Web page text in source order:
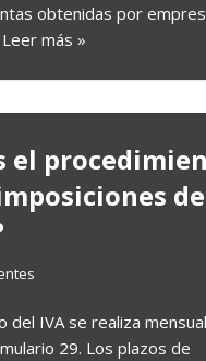
obtenidas por
Leer más »
el
del IVA se realiza
29. Los plazos de